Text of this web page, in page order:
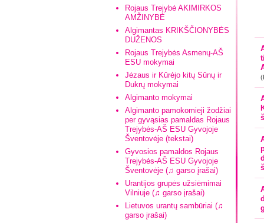
Rojaus Trejybė AKIMIRKOS
AMŽINYBĖ
Algimantas KRIKŠČIONYBĖS
DUŽENOS
Rojaus Trejybės Asmenų-AŠ
ESU mokymai
Jėzaus ir Kūrėjo kitų Sūnų ir
Dukrų mokymai
Algimanto mokymai
Algimanto pamokomieji žodžiai
per gyvąsias pamaldas Rojaus
Trejybės-AŠ ESU Gyvojoje
Šventovėje (tekstai)
Gyvosios pamaldos Rojaus
Trejybės-AŠ ESU Gyvojoje
Šventovėje (♫ garso įrašai)
Urantijos grupės užsiėmimai
Vilniuje (♫ garso įrašai)
Lietuvos urantų sambūriai (♫
garso įrašai)